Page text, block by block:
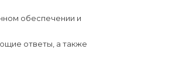
обеспечении и
ответы, а также